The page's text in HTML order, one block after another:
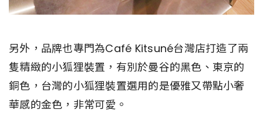
另外，品牌也專門為Café Kitsuné台灣店打造了兩
隻精緻的小狐狸裝置，有別於曼谷的黑色、東京的
銅色，台灣的小狐狸裝置選用的是優雅又帶點小奢
華感的金色，非常可愛。